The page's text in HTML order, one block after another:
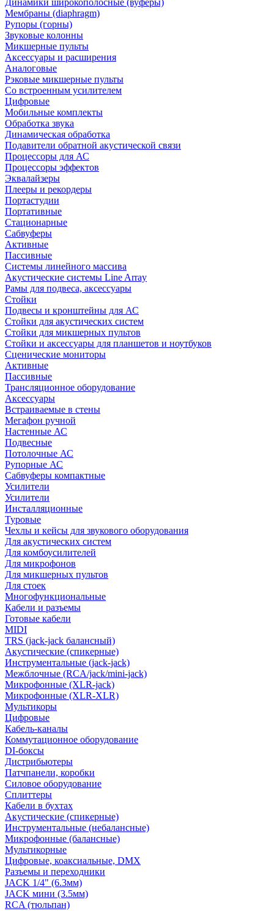
Динамики широкополосные (вуферы)
Мембраны (diaphragm)
Рупоры (горны)
Звуковые колонны
Микшерные пульты
Аксессуары и расширения
Аналоговые
Рэковые микшерные пульты
Со встроенным усилителем
Цифровые
Мобильные комплекты
Обработка звука
Динамическая обработка
Подавители обратной акустической связи
Процессоры для АС
Процессоры эффектов
Эквалайзеры
Плееры и рекордеры
Портастудии
Портативные
Стационарные
Сабвуферы
Активные
Пассивные
Системы линейного массива
Акустические системы Line Array
Рамы для подвеса, аксессуары
Стойки
Подвесы и кронштейны для АС
Стойки для акустических систем
Стойки для микшерных пультов
Стойки и аксессуары для планшетов и ноутбуков
Сценические мониторы
Активные
Пассивные
Трансляционное оборудование
Аксессуары
Встраиваемые в стены
Мегафон ручной
Настенные АС
Подвесные
Потолочные АС
Рупорные АС
Сабвуферы компактные
Усилители
Усилители
Инсталляционные
Туровые
Чехлы и кейсы для звукового оборудования
Для акустических систем
Для комбоусилителей
Для микрофонов
Для микшерных пультов
Для стоек
Многофункциональные
Кабели и разъемы
Готовые кабели
MIDI
TRS (jack-jack балансный)
Акустические (спикерные)
Инструментальные (jack-jack)
Межблочные (RCA/jack/mini-jack)
Микрофонные (XLR-jack)
Микрофонные (XLR-XLR)
Мультикоры
Цифровые
Кабель-каналы
Коммутационное оборудование
DI-боксы
Дистрибьютеры
Патчпанели, коробки
Силовое оборудование
Сплиттеры
Кабели в бухтах
Акустические (спикерные)
Инструментальные (небалансные)
Микрофонные (балансные)
Мультикорные
Цифровые, коаксиальные, DMX
Разъемы и переходники
JACK 1/4" (6.3мм)
JACK мини (3.5мм)
RCA (тюльпан)